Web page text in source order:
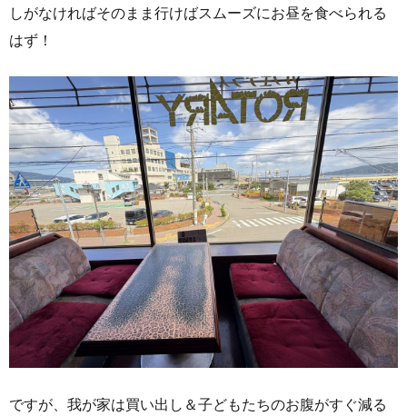
しがなければそのまま行けばスムーズにお昼を食べられる
はず！
ですが、我が家は買い出し＆子どもたちのお腹がすぐ減る